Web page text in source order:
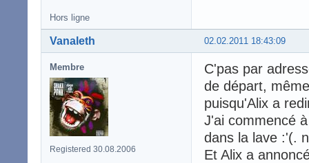
Hors ligne
02.02.2011 18:43:09
Vanaleth
Membre
Registered 30.08.2006
C'pas par
de départ,
puisqu'Alix a
J'ai commencé
dans la lave :'(.
Et Alix a